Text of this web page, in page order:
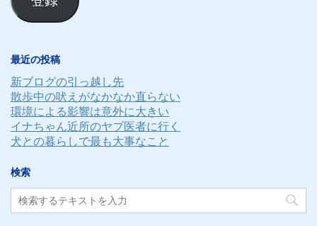
ア
ス
最近の投稿
新ブログの引っ越し先
散歩中の吠えがなかなか直らない
環境による影響は意外に大きい
イナちゃん近所のヤブ医者に行く
犬との暮らしで最も大事なこと
検索